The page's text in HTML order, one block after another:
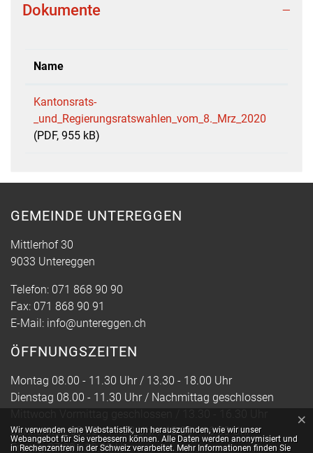
Dokumente
Name
Kantonsrats-
_und_Regierungsratswahlen_vom_8._Mrz_2020
(PDF, 955 kB)
GEMEINDE UNTEREGGEN
Mittlerhof 30
9033 Untereggen
Telefon: 071 868 90 90
Fax: 071 868 90 91
E-Mail: info@untereggen.ch
ÖFFNUNGSZEITEN
Montag 08.00 - 11.30 Uhr / 13.30 - 18.00 Uhr
Dienstag 08.00 - 11.30 Uhr / Nachmittag geschlossen
Donnerstag 08.00 - 11.30 Uhr / 13.30 - 16.30 Uhr
Freitag 07.30 - 13.30 Uhr
Webstatistik
Wir verwenden eine Webstatistik, um herauszufinden, wie wir unser
Webangebot für Sie verbessern können. Alle Daten werden anonymisiert und
in Rechenzentren in der Schweiz verarbeitet. Mehr Informationen finden Sie
×